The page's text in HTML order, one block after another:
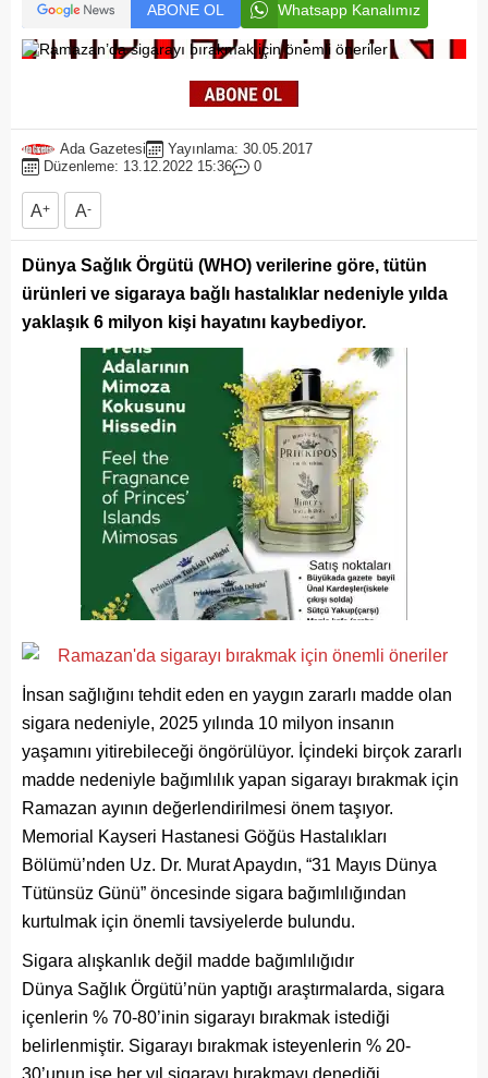
ABONE OL Whatsapp Kanalımız
Ada Gazetesi
Yayınlama: 30.05.2017
Düzenleme: 13.12.2022 15:36
0
A+ A-
Dünya Sağlık Örgütü (WHO) verilerine göre, tütün
ürünleri ve sigaraya bağlı hastalıklar nedeniyle yılda
yaklaşık 6 milyon kişi hayatını kaybediyor.
İnsan sağlığını tehdit eden en yaygın zararlı madde olan
sigara nedeniyle, 2025 yılında 10 milyon insanın
yaşamını yitirebileceği öngörülüyor. İçindeki birçok zararlı
madde nedeniyle bağımlılık yapan sigarayı bırakmak için
Ramazan ayının değerlendirilmesi önem taşıyor.
Memorial Kayseri Hastanesi Göğüs Hastalıkları
Bölümü’nden Uz. Dr. Murat Apaydın, “31 Mayıs Dünya
Tütünsüz Günü” öncesinde sigara bağımlılığından
kurtulmak için önemli tavsiyelerde bulundu.
Sigara alışkanlık değil madde bağımlılığıdır
Dünya Sağlık Örgütü’nün yaptığı araştırmalarda, sigara
içenlerin % 70-80’inin sigarayı bırakmak istediği
belirlenmiştir. Sigarayı bırakmak isteyenlerin % 20-
30’unun ise her yıl sigarayı bırakmayı denediği,